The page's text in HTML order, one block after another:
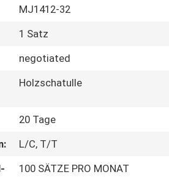
MJ1412-32
1 Satz
negotiated
Holzschatulle
20 Tage
L/C, T/T
100 SÄTZE PRO MONAT